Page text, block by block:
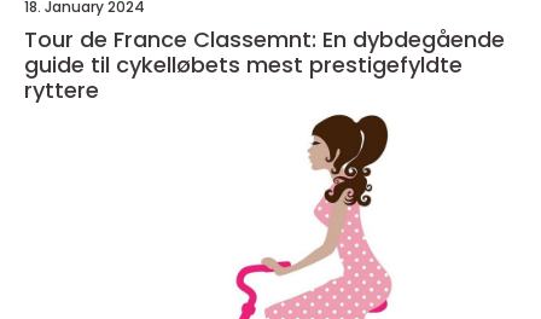
18. January 2024
Tour de France Classemnt: En dybdegående
guide til cykelløbets mest prestigefyldte
ryttere